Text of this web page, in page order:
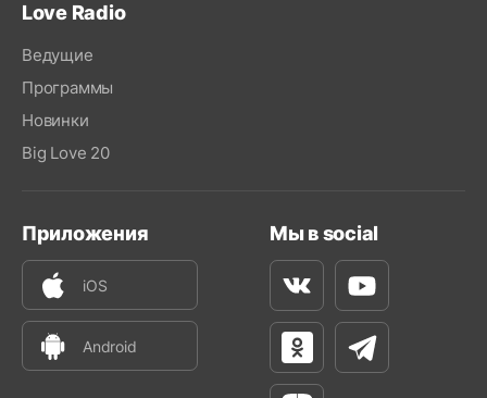
Love Radio
Ведущие
Программы
Новинки
Big Love 20
Приложения
iOS
Android
Мы в social
ВконтактеYoutube
Одноклассники
Телеграм